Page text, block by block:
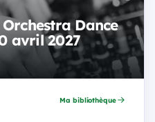
Dance
avril 2027
Ma bibliothèque